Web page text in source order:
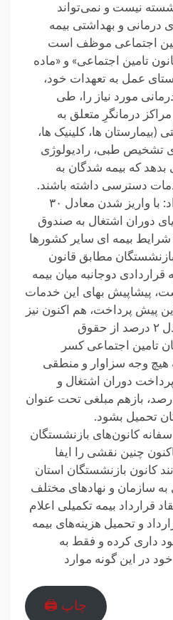
نیست و نمی‌تواند
درمانی و بهداشتی بیمه
اجتماعی موظف است
«مواد ۵۴ و ۵۷ قانون تامین اجتماعی» و «ماده
عمل به تعهدات خود،
مورد نیاز را، طی
درمانگرِ متعلق به
ها، کلینیک ها،
تشخیص طبی، رادیولوژی
بدهد که بیمه شدگان به
دسترسی داشته باشند.
این فعال کارگری ادامه داد: با واریز شدن معادل ۳۰
دوران اشتغال به صندوق
شرایط بیمه ای سایر کشورها
مطابق قانون
قراردادی دوجانبه میان بیمه
پیشاپیش بهای این خدمات
پیش پرداخت، هم اکنون نیز
بابت خدمات درمانی معادل ۲ درصد از حقوق
تامین اجتماعی کسر
وجه سزاوار و منطقی
دوران اشتغال و
کنونی ماهانه ۲ درصد، بازهم مبلغی تحت عنوان
تحمیل بشود.
کانون‌های بازنشستگان
چنین نقشی را ایفا
کانون بازنشستگان استان
به سازمان و نهادهای مختلف
قرارداد بیمه تکمیلی اعلام
و تحمیل هزینه‌های بیمه
داری کرده و فقط به
در این گونه موارد
چاپ 🖨